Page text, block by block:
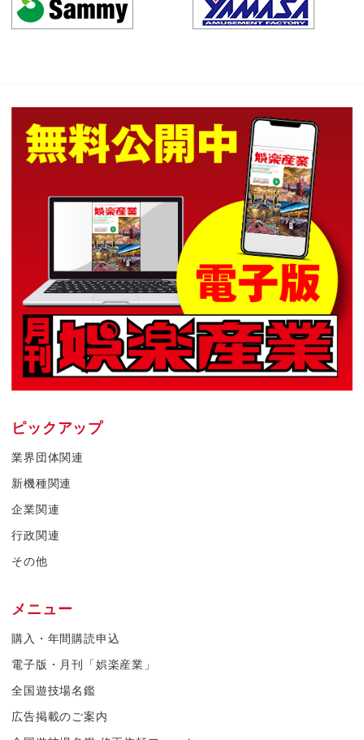
ピックアップ
業界団体関連
新機種関連
企業関連
行政関連
その他
メニュー
購入・年間購読申込
電子版・月刊「娯楽産業」
全国遊技場名鑑
広告掲載のご案内